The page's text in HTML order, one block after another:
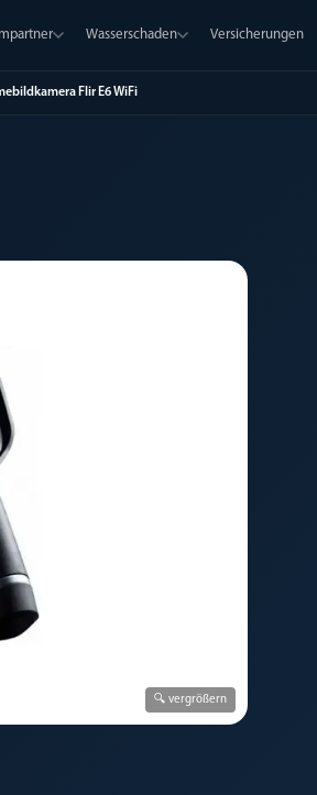
Wasserschaden Versicherungen
Flir E6 WiFi
🔍 vergrößern